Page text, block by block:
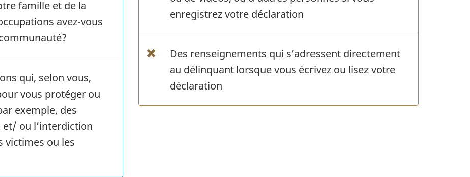
famille et de la
avez-vous
qui, selon vous,
vous protéger ou
exemple, des
ou l’interdiction
victimes ou les
enregistrez votre déclaration
Des renseignements qui s’adressent directement
au délinquant lorsque vous écrivez ou lisez votre
déclaration